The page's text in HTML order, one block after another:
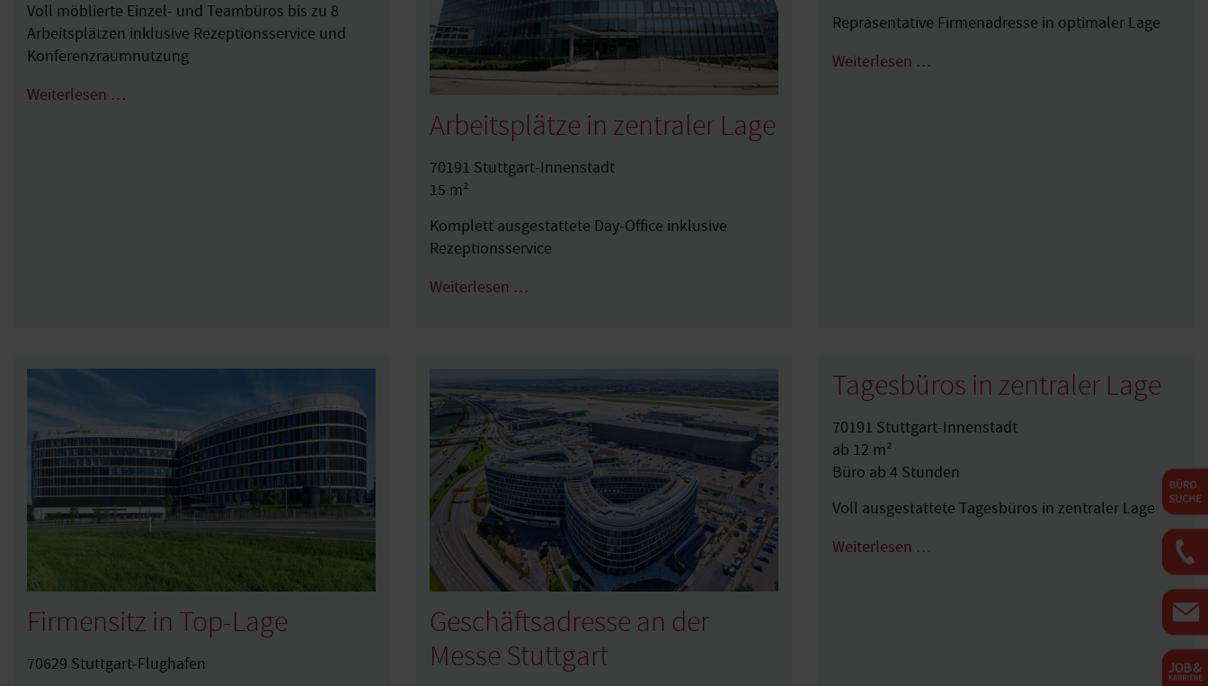
Voll möblierte Einzel- und Teambüros bis zu 8
Arbeitsplätzen inklusive Rezeptionsservice und
Konferenzraumnutzung
Weiterlesen …
Arbeitsplätze in zentraler Lage
70191 Stuttgart-Innenstadt
15 m²
Komplett ausgestattete Day-Office inklusive
Rezeptionsservice
Weiterlesen …
Repräsentative Firmenadresse in optimaler Lage
Weiterlesen …
Firmensitz in Top-Lage
70629 Stuttgart-Flughafen
Geschäftsadresse an der
Messe Stuttgart
Tagesbüros in zentraler Lage
70191 Stuttgart-Innenstadt
ab 12 m²
Büro ab 4 Stunden
Voll ausgestattete Tagesbüros in zentraler Lage
Weiterlesen …